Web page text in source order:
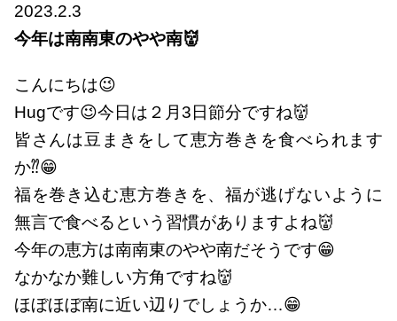
2023.2.3
今年は南南東のやや南👹
こんにちは😉
Hugです😉今日は２月3日節分ですね👹
皆さんは豆まきをして恵方巻きを食べられます
か⁇😁
福を巻き込む恵方巻きを、福が逃げないように
無言で食べるという習慣がありますよね👹
今年の恵方は南南東のやや南だそうです😁
なかなか難しい方角ですね👹
ほぼほぼ南に近い辺りでしょうか…😁